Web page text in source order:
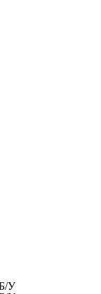
У